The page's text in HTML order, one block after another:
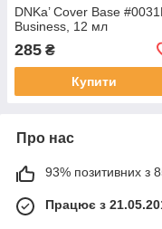
DNKa’ Cover Base
Business, 12 мл
285 ₴
Купити
Про нас
93% позитивних з
Працює з